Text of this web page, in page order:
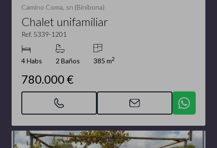
Camino Coma, sn (Binibona)
Chalet unifamiliar
Ref. 5339-1201
4 Habs 2 Baños 385 m2
780.000 €